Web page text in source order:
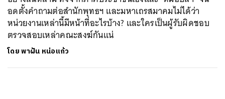
อดตั้งคำถามต่อสำนักพุทธฯ และมหาเถรสมาคมไม่ได้ว่า
หน่วยงานเหล่านี้มีหน้าที่อะไรบ้าง? และใครเป็นผู้รับผิดชอบ
ตรวจสอบเหล่าคณะสงฆ์กันแน่
โดยพาฝัน หน่อแก้ว